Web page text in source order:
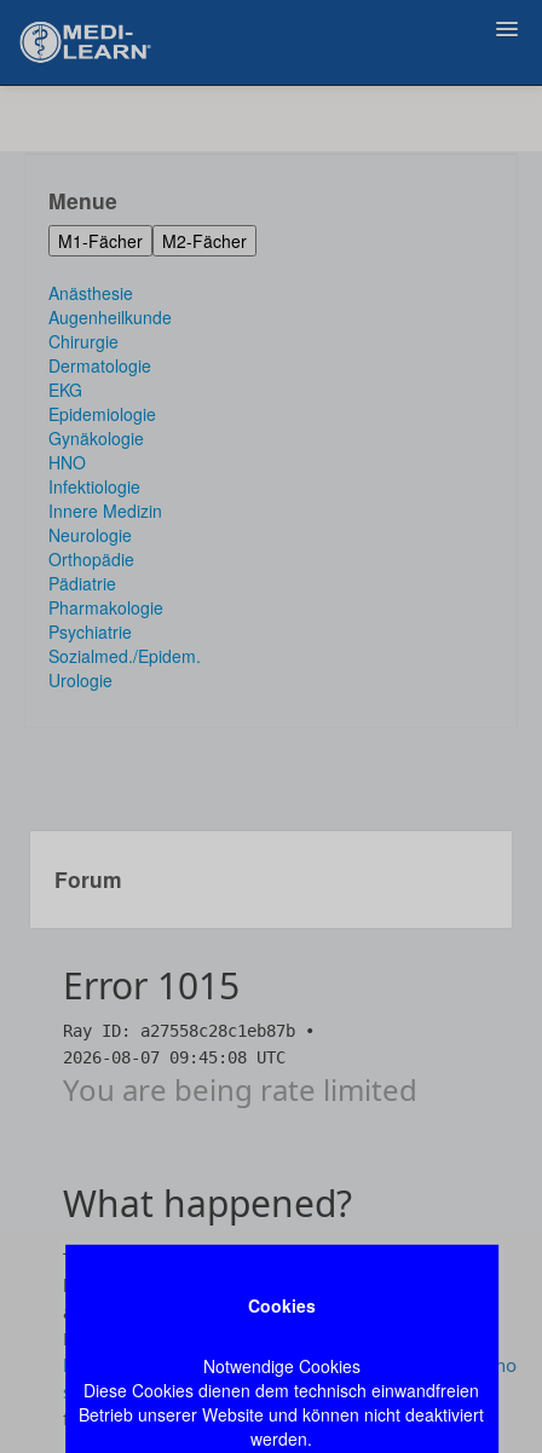
Cookies
Notwendige Cookies
Diese Cookies dienen dem technisch einwandfreien
Betrieb unserer Website und können nicht deaktiviert
werden.
Menue
M1-Fächer M2-Fächer
Anästhesie
Augenheilkunde
Chirurgie
Dermatologie
EKG
Epidemiologie
Gynäkologie
HNO
Infektiologie
Innere Medizin
Neurologie
Orthopädie
Pädiatrie
Pharmakologie
Psychiatrie
Sozialmed./Epidem.
Urologie
Forum